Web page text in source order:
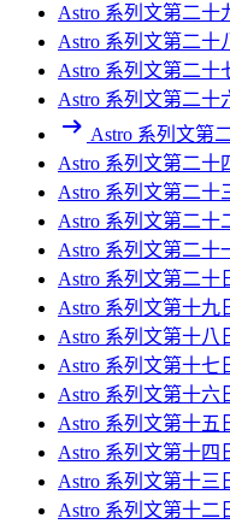
Astro 系列文第二十
Astro 系列文第二十
Astro 系列文第二十
Astro 系列文第二十
Astro 系列文第
Astro 系列文第二十
Astro 系列文第二十
Astro 系列文第二十
Astro 系列文第二十
Astro 系列文第二十
Astro 系列文第十九
Astro 系列文第十八
Astro 系列文第十七
Astro 系列文第十六
Astro 系列文第十五
Astro 系列文第十四
Astro 系列文第十三
Astro 系列文第十二